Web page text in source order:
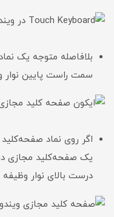
بلافاصله متوجه یک
سمت راست پایین نوار
اگر روی نماد
یک صفحه‌کلید مجازی
درست بالای نوار